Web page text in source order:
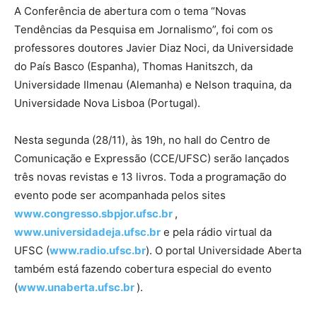
A Conferência de abertura com o tema “Novas
Tendências da Pesquisa em Jornalismo”, foi com os
professores doutores Javier Diaz Noci, da Universidade
do País Basco (Espanha), Thomas Hanitszch, da
Universidade Ilmenau (Alemanha) e Nelson traquina, da
Universidade Nova Lisboa (Portugal).
Nesta segunda (28/11), às 19h, no hall do Centro de
Comunicação e Expressão (CCE/UFSC) serão lançados
três novas revistas e 13 livros. Toda a programação do
evento pode ser acompanhada pelos sites
www.congresso.sbpjor.ufsc.br ,
www.universidadeja.ufsc.br e pela rádio virtual da
UFSC (www.radio.ufsc.br). O portal Universidade Aberta
também está fazendo cobertura especial do evento
(www.unaberta.ufsc.br ).